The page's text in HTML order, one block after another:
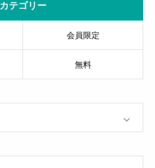
カテゴリー
会員限定
無料